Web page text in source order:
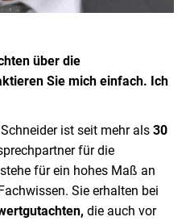
über die
Sie mich einfach. Ich
ist seit mehr als 30
für die
für ein hohes Maß an
Sie erhalten bei
die auch vor